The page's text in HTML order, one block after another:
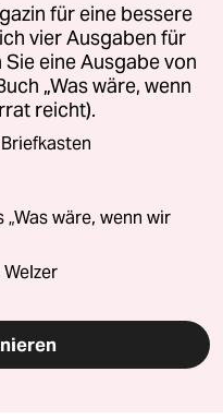
für eine bessere
vier Ausgaben für
eine Ausgabe von
„Was wäre, wenn
reicht).
wäre, wenn wir